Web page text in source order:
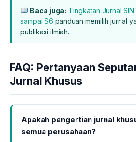
Baca juga: Tingkatan Jurnal
sampai S6 panduan memilih jurnal
publikasi ilmiah.
FAQ: Pertanyaan
Jurnal Khusus
Apakah pengertian jurnal
semua perusahaan?